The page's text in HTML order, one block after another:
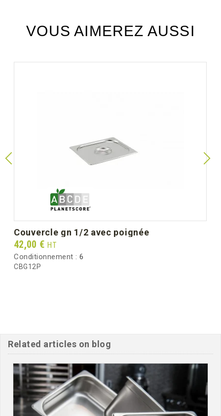
VOUS AIMEREZ AUSSI
couvercle gn 1/2 avec poignée
Prix
42,00 € HT
Conditionnement : 6
CBG12P
Related articles on blog